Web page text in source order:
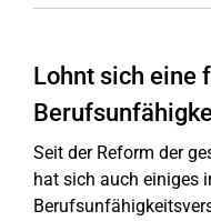
Lohnt sich eine
Seit der Reform der
hat sich auch einiges